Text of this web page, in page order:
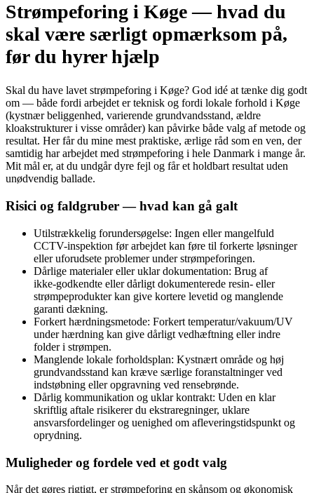
Strømpeforing i Køge — hvad du
skal være særligt opmærksom på,
før du hyrer hjælp
Skal du have lavet strømpeforing i Køge? God idé at tænke dig godt
om — både fordi arbejdet er teknisk og fordi lokale forhold i Køge
(kystnær beliggenhed, varierende grundvandsstand, ældre
kloakstrukturer i visse områder) kan påvirke både valg af metode og
resultat. Her får du mine mest praktiske, ærlige råd som en ven, der
samtidig har arbejdet med strømpeforing i hele Danmark i mange år.
Mit mål er, at du undgår dyre fejl og får et holdbart resultat uden
unødvendig ballade.
Risici og faldgruber — hvad kan gå galt
Utilstrækkelig forundersøgelse: Ingen eller mangelfuld
CCTV-inspektion før arbejdet kan føre til forkerte løsninger
eller uforudsete problemer under strømpeforingen.
Dårlige materialer eller uklar dokumentation: Brug af
ikke‑godkendte eller dårligt dokumenterede resin- eller
strømpeprodukter kan give kortere levetid og manglende
garanti dækning.
Forkert hærdningsmetode: Forkert temperatur/vakuum/UV
under hærdning kan give dårligt vedhæftning eller indre
folder i strømpen.
Manglende lokale forholdsplan: Kystnært område og høj
grundvandsstand kan kræve særlige foranstaltninger ved
indstøbning eller opgravning ved rensebrønde.
Dårlig kommunikation og uklar kontrakt: Uden en klar
skriftlig aftale risikerer du ekstraregninger, uklare
ansvarsfordelinger og uenighed om afleveringstidspunkt og
oprydning.
Muligheder og fordele ved et godt valg
Når det gøres rigtigt, er strømpeforing en skånsom og økonomisk